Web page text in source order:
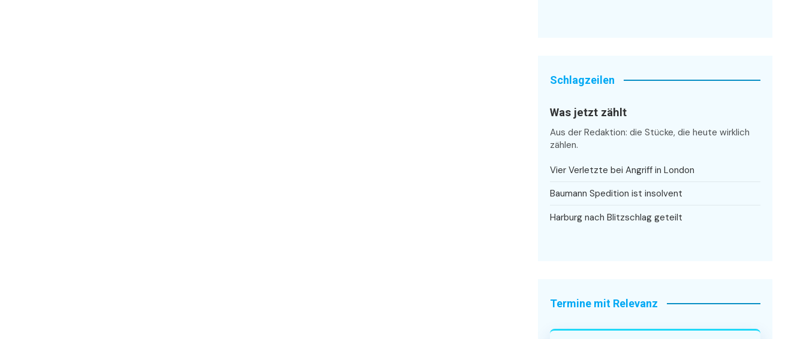
Schlagzeilen
Was jetzt zählt
Aus der Redaktion: die Stücke, die heute wirklich
zählen.
Vier Verletzte bei Angriff in London
Baumann Spedition ist insolvent
Harburg nach Blitzschlag geteilt
Termine mit Relevanz